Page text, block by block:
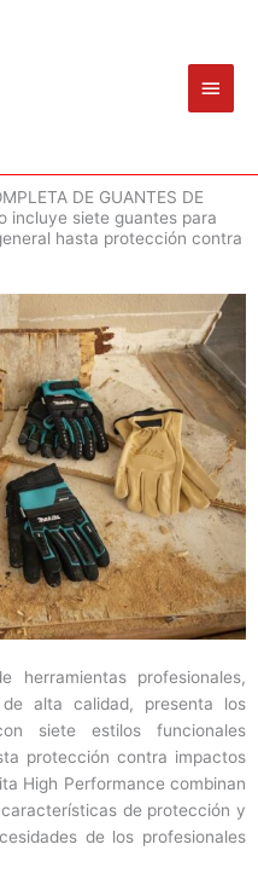
DE GUANTES DE
incluye siete guantes para
hasta protección contra
herramientas profesionales,
alta calidad, presenta los
siete estilos funcionales
protección contra impactos
High Performance combinan
de protección y
de los profesionales